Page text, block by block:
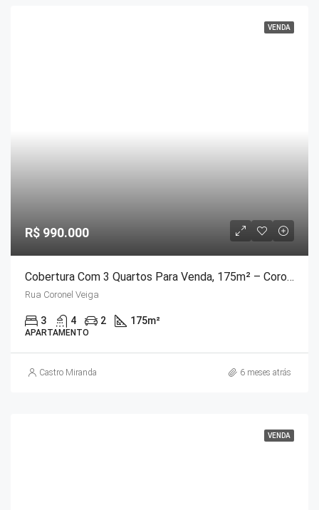
VENDA
R$ 990.000
Cobertura Com 3 Quartos Para Venda, 175m² – Coronel Veiga
Rua Coronel Veiga
3 4 2 175m²
APARTAMENTO
Castro Miranda 6 meses atrás
VENDA